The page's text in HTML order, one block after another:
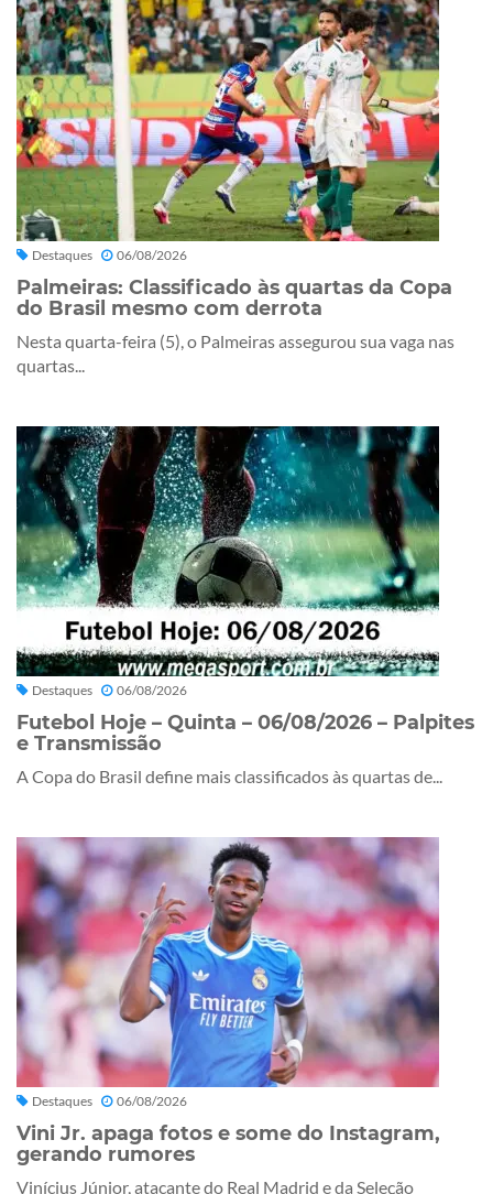
Destaques 06/08/2026
Palmeiras: Classificado às quartas da Copa
do Brasil mesmo com derrota
Nesta quarta-feira (5), o Palmeiras assegurou sua vaga nas
quartas...
Destaques 06/08/2026
Futebol Hoje – Quinta – 06/08/2026 – Palpites
e Transmissão
A Copa do Brasil define mais classificados às quartas de...
Destaques 06/08/2026
Vini Jr. apaga fotos e some do Instagram,
gerando rumores
Vinícius Júnior, atacante do Real Madrid e da Seleção